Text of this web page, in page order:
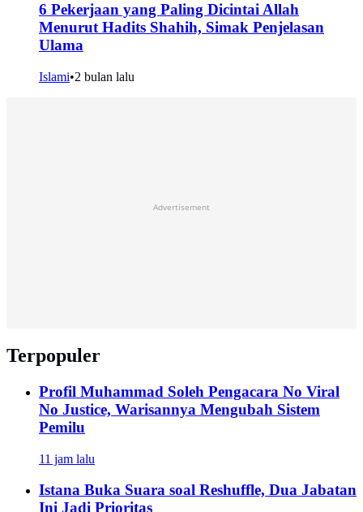
6 Pekerjaan yang Paling Dicintai Allah
Menurut Hadits Shahih, Simak Penjelasan
Ulama
Islami•2 bulan lalu
Advertisement
Terpopuler
Profil Muhammad Soleh Pengacara No Viral
No Justice, Warisannya Mengubah Sistem
Pemilu
11 jam lalu
Istana Buka Suara soal Reshuffle, Dua Jabatan
Ini Jadi Prioritas